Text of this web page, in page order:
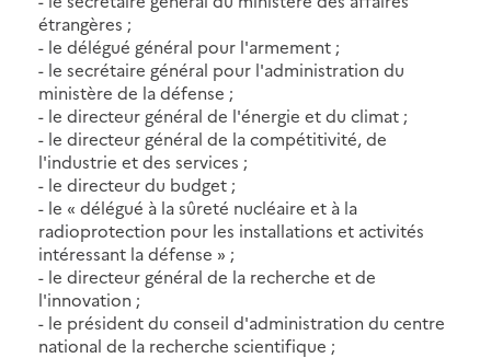
étrangères ;
- le délégué général pour l'armement ;
- le secrétaire général pour l'administration du
ministère de la défense ;
- le directeur général de l'énergie et du climat ;
- le directeur général de la compétitivité, de
l'industrie et des services ;
- le directeur du budget ;
- le « délégué à la sûreté nucléaire et à la
radioprotection pour les installations et activités
intéressant la défense » ;
- le directeur général de la recherche et de
l'innovation ;
- le président du conseil d'administration du centre
national de la recherche scientifique ;